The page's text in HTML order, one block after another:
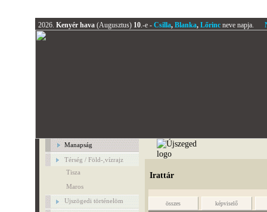
2026. Kenyér hava (Augusztus) 10.-e - Csilla, Blanka, Lőrincneve napja.
Manapság
Térség / Föld-,vízrajz
Tisza
Maros
Ujszögedi történelöm
Irattár
összes képviselő